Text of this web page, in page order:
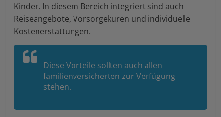
Kinder. In diesem Bereich integriert sind auch
Reiseangebote, Vorsorgekuren und individuelle
Kostenerstattungen.
Diese Vorteile sollten auch allen
familienversicherten zur Verfügung
stehen.